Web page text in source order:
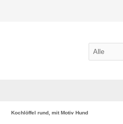
Kochlöffel rund, mit Motiv Hund